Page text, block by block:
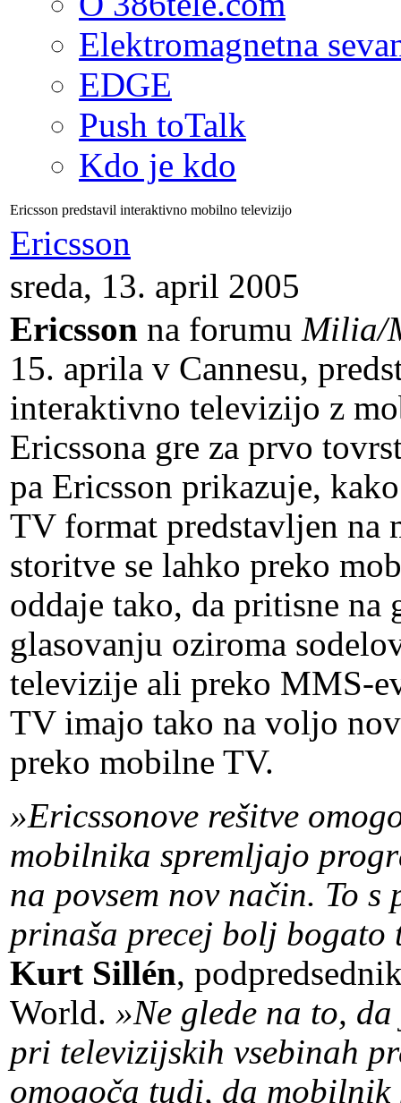
Elektromagnetna
EDGE
Push toTalk
Kdo je kdo
Ericsson predstavil interaktivno mobilno televizijo
Ericsson
sreda, 13. april 2005
Ericsson na forumu Milia/
15. aprila v Cannesu,
interaktivno televizijo z
Ericssona gre za prvo
pa Ericsson prikazuje,
TV format predstavljen na
storitve se lahko preko
oddaje tako, da pritisne
glasovanju oziroma
televizije ali preko MMS-
TV imajo tako na voljo
preko mobilne TV.
»Ericssonove rešitve
mobilnika spremljajo
na povsem nov način. To
prinaša precej bolj bogato
Kurt Sillén,
World. »Ne glede na to,
pri televizijskih vsebinah
omogoča tudi, da